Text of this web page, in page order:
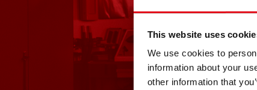
This website uses
We use cookies to
information about your
other information that